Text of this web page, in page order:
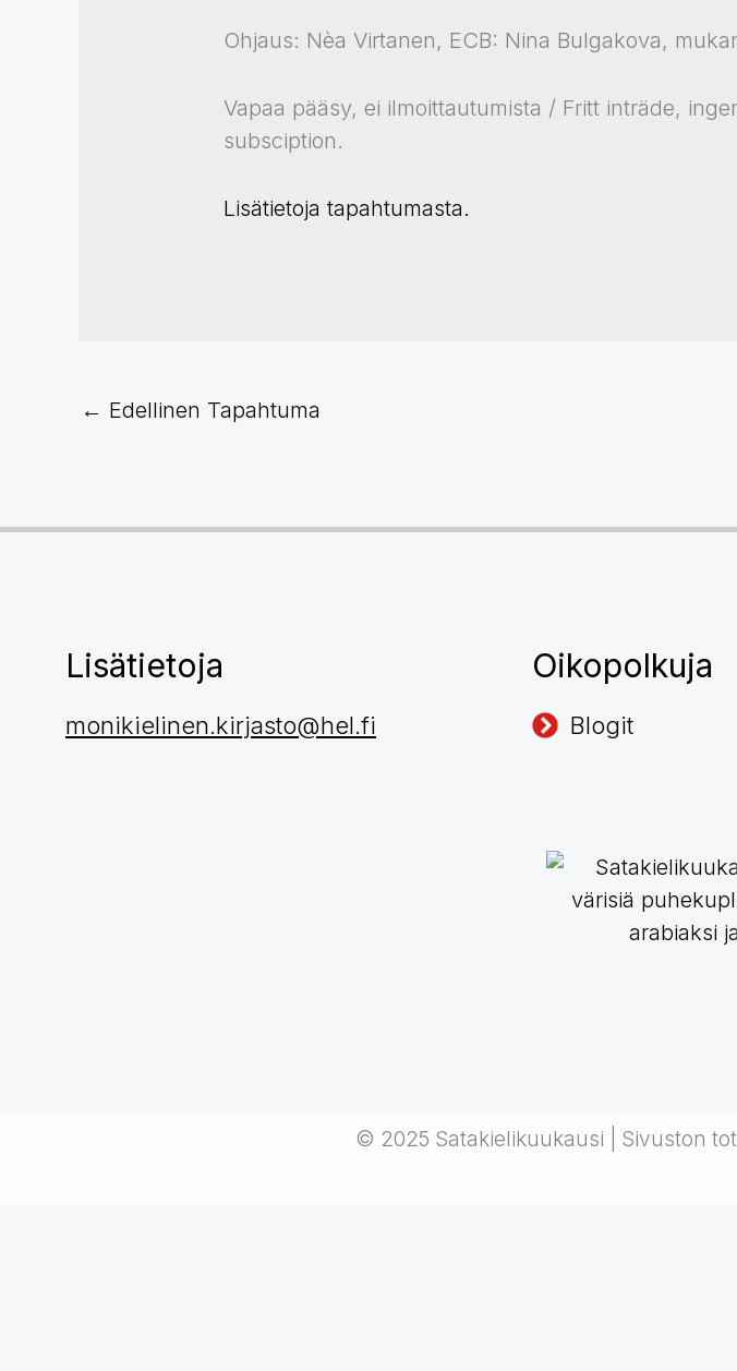
Ohjaus: Nèa Virtanen, ECB: Nina Bulgakova,
Vapaa pääsy, ei ilmoittautumista / Fritt inträde,
subsciption.
Lisätietoja tapahtumasta.
← Edellinen Tapahtuma
Lisätietoja
monikielinen.kirjasto@hel.fi
Oikopolkuja
Blogit
© 2025 Satakielikuukausi | Sivuston